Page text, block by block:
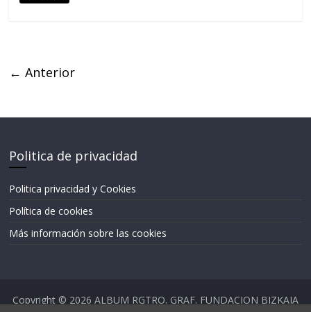
← Anterior
Politica de privacidad
Politica privacidad y Cookies
Política de cookies
Más información sobre las cookies
Copyright © 2026 ALBUM RGTRO. GRAF. FUNDACION BIZKAIA